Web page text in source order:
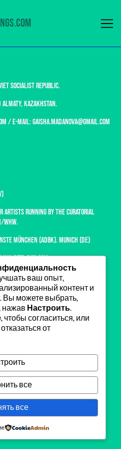
Socialist Republic.
Almaty, Kazakhstan.
/ e-mail:gaisha.madanova@gmail.com
artists running by the curatorial
MÜNCHEN (AdBK). Munich (DE)
Pitz. Diploma.
Julian Rosefeldt.
Lieberman, Mariechen Danz,
Berlin (DE)
for cultural managers in Eastern
Specialized Education.
ваш опыт,
контент и
Вы можете выбрать,
нажав Настроить.
, чтобы согласиться, или
от
все
все